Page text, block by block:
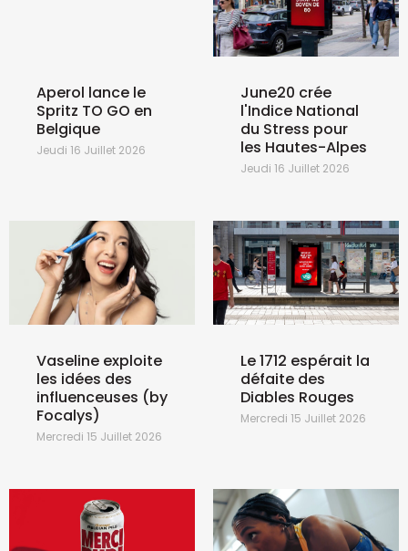
Aperol lance le
Spritz TO GO en
Belgique
Jeudi 16 Juillet 2026
June20 crée
l'Indice National
du Stress pour
les Hautes-Alpes
Jeudi 16 Juillet 2026
Vaseline exploite
les idées des
influenceuses (by
Focalys)
Mercredi 15 Juillet 2026
Le 1712 espérait la
défaite des
Diables Rouges
Mercredi 15 Juillet 2026